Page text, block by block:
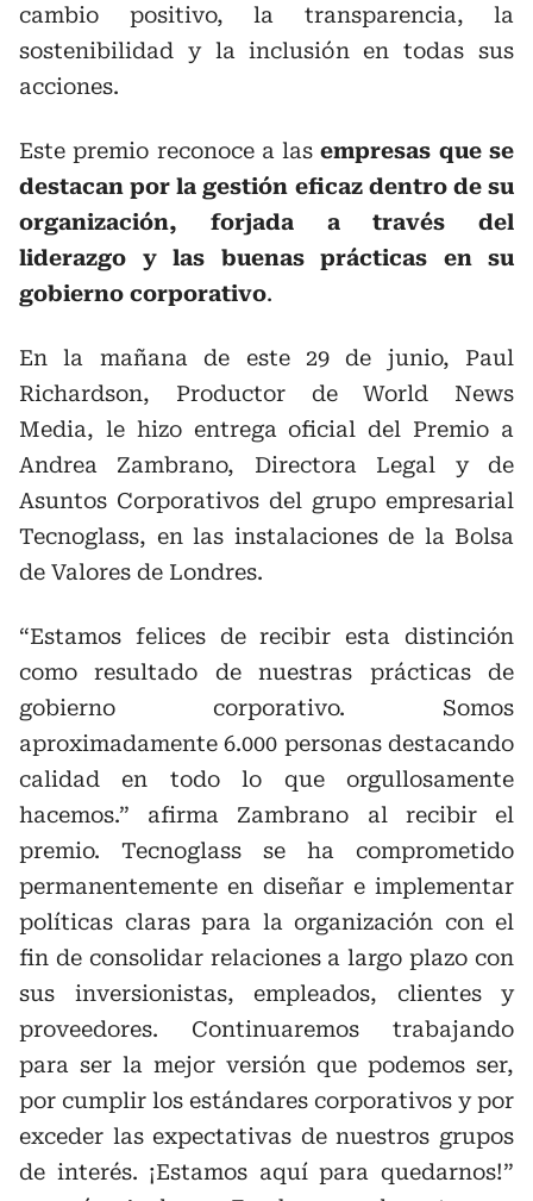
cambio positivo, la transparencia, la
sostenibilidad y la inclusión en todas sus
acciones.
Este premio reconoce a lasempresas que se
destacan por la gestión eficaz dentro de su
organización, forjada a través del
liderazgo y las buenas prácticas en su
gobierno corporativo.
En la mañana de este 29 de junio, Paul
Richardson, Productor de World News
Media, le hizo entrega oficial del Premio a
Andrea Zambrano, Directora Legal y de
Asuntos Corporativos del grupo empresarial
Tecnoglass, en las instalaciones de la Bolsa
de Valores de Londres.
“Estamos felices de recibir esta distinción
como resultado de nuestras prácticas de
gobierno corporativo. Somos
aproximadamente 6.000 personas destacando
calidad en todo lo que orgullosamente
hacemos.” afirma Zambrano al recibir el
premio. Tecnoglass se ha comprometido
permanentemente en diseñar e implementar
políticas claras para la organización con el
fin de consolidar relaciones a largo plazo con
sus inversionistas, empleados, clientes y
proveedores. Continuaremos trabajando
para ser la mejor versión que podemos ser,
por cumplir los estándares corporativos y por
exceder las expectativas de nuestros grupos
de interés. ¡Estamos aquí para quedarnos!”